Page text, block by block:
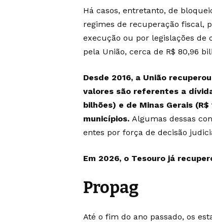
Há casos, entretanto, de
regimes de recuperação fiscal,
execução ou por legislações de
pela União, cerca de R$ 80,96
Desde 2016, a União
valores são referentes a
bilhões) e de Minas Gerais
municípios. Algumas dessas
entes por força de decisão
Em 2026, o Tesouro já
Propag
Até o fim do ano passado, os